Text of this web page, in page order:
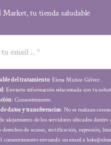
tu tienda saludable
del tratamiento: Elena Muñoz Gálvez .
: Enviarte información relacionada con tu
: Consentimiento.
de datos y transferencias: No se realizan
alojamiento de los servidores ubicados
derechos de acceso, rectificación, supresión,
consentimiento enviando un email a